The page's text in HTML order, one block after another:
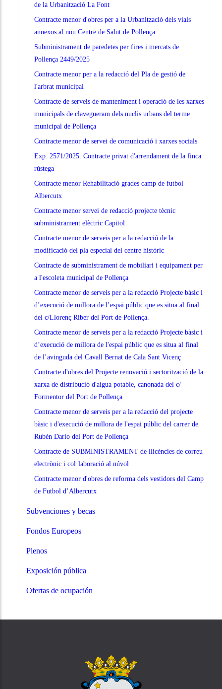
de la Urbanització La Font
Contracte menor d'obres per a la Urbanització dels vials
annexos al nou Centre de Salut de Pollença
Subministrament de paredetes per fires i mercats de
Pollença 2449/2025
Contracte menor per a la redacció del Pla de gestió de
l'arbrat municipal
Contracte de serveis de manteniment i operació de les xarxes
municipals de clavegueram dels nuclis urbans del terme
municipal de Pollença
Contracte menor de servei de comunicació i xarxes socials
Exp. 2571/2025. Contracte privat d'arrendament de la finca
rústega
Contracte menor Rehabilitació grades camp de futbol
Albercutx
Contracte menor servei de redacció projecte tècnic
subministrament elèctric Capitol
Contracte menor de serveis per a la redacció de la
modificació del pla especial del centre històric
Contracte de subministrament de mobiliari i equipament per
a l'escoleta municipal de Pollença
Contracte menor de serveis per a la redacció Projecte bàsic i
d’execució de millora de l’espai públic que es situa al final
del c/Llorenç Riber del Port de Pollença.
Contracte menor de serveis per a la redacció Projecte bàsic i
d’execució de millora de l'espai públic que es situa al final
de l’avinguda del Cavall Bernat de Cala Sant Vicenç
Contracte d'obres del Projecte renovació i sectorització de la
xarxa de distribució d'aigua potable, canonada del c/
Formentor del Port de Pollença
Contracte menor de serveis per a la redacció del projecte
bàsic i d'execució de millora de l'espai públic del carrer de
Rubén Dario del Port de Pollença
Contracte de SUBMINISTRAMENT de llicències de correu
electrònic i col·laboració al núvol
Contracte menor d'obres de reforma dels vestidors del Camp
de Futbol d’Albercutx
Subvenciones y becas
Fondos Europeos
Plenos
Exposición pública
Ofertas de ocupación